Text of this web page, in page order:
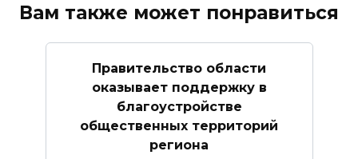
Вам также может понравиться
Правительство области
оказывает поддержку в
благоустройстве
общественных территорий
региона